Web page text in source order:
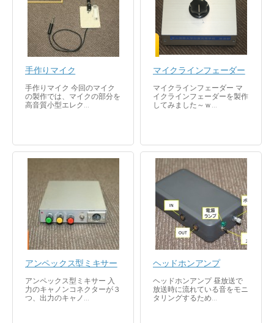
手作りマイク
手作りマイク 今回のマイク
の製作では、マイクの部分を
高音質小型エレク...
マイクラインフェーダー
マイクラインフェーダー マ
イクラインフェーダーを製作
してみました～ｗ...
アンペックス型ミキサー
アンペックス型ミキサー 入
力のキャノンコネクターが３
つ、出力のキャノ...
ヘッドホンアンプ
ヘッドホンアンプ 昼放送で
放送時に流れている音をモニ
タリングするため...